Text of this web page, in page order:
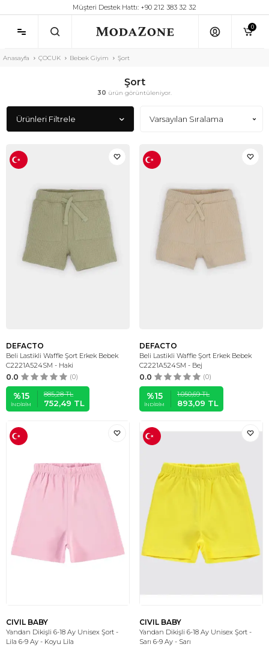
Müşteri Destek Hattı: +90 212 383 32 32
0
Anasayfa ÇOCUK Bebek Giyim Şort
Şort
30 ürün görüntüleniyor.
Ürünleri Filtrele
DEFACTO
Beli Lastikli Waffle Şort Erkek Bebek
C2221A524SM - Haki
0.0 (0)
%15
İNDIRIM
885,28TL
752,49 TL
DEFACTO
Beli Lastikli Waffle Şort Erkek Bebek
C2221A524SM - Bej
0.0 (0)
%15
İNDIRIM
1.050,69TL
893,09 TL
CIVIL BABY
Yandan Dikişli 6-18 Ay Unisex Şort -
Lila 6-9 Ay - Koyu Lila
CIVIL BABY
Yandan Dikişli 6-18 Ay Unisex Şort -
Sarı 6-9 Ay - Sarı